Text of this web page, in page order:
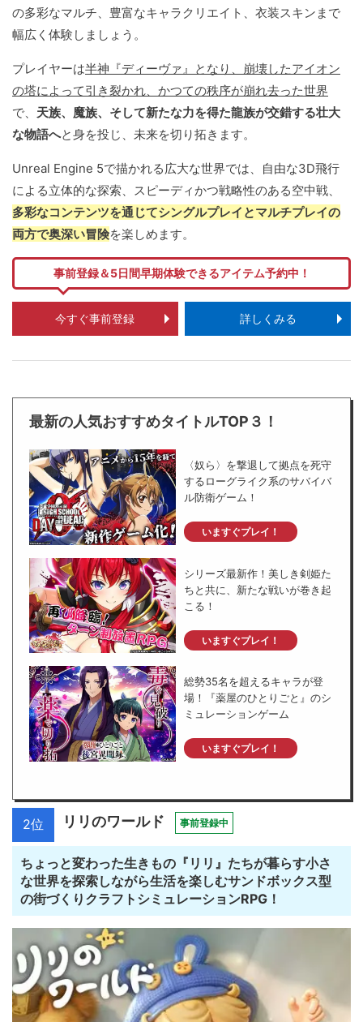
の多彩なマルチ、豊富なキャラクリエイト、衣装スキンまで
幅広く体験しましょう。
プレイヤーは半神『ディーヴァ』となり、崩壊したアイオン
の塔によって引き裂かれ、かつての秩序が崩れ去った世界
で、 天族、魔族、そして新たな力を得た龍族が交錯する壮大
な物語へと身を投じ、未来を切り拓きます。
Unreal Engine 5で描かれる広大な世界では、自由な3D飛行
による立体的な探索、スピーディかつ戦略性のある空中戦、
多彩なコンテンツを通じてシングルプレイとマルチプレイの
両方で奥深い冒険を楽しめます。
事前登録＆5日間早期体験できるアイテム予約中！
今すぐ事前登録 詳しくみる
最新の人気おすすめタイトルTOP３！
〈奴ら〉を撃退して拠点を死守
するローグライク系のサバイバ
ル防衛ゲーム！
いますぐプレイ！
シリーズ最新作！美しき剣姫た
ちと共に、新たな戦いが巻き起
こる！
いますぐプレイ！
総勢35名を超えるキャラが登
場！『薬屋のひとりごと』のシ
ミュレーションゲーム
いますぐプレイ！
2位 リリのワールド 事前登録中
ちょっと変わった生きもの『リリ』たちが暮らす小さ
な世界を探索しながら生活を楽しむサンドボックス型
の街づくりクラフトシミュレーションRPG！